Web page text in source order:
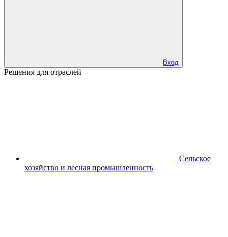
Вход
Решения для отраслей
Сельское
хозяйство и лесная промышленность